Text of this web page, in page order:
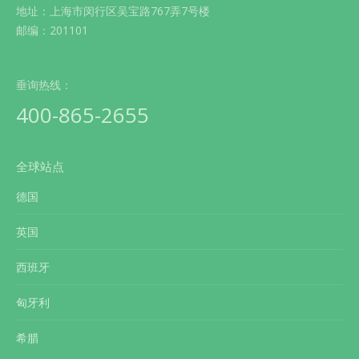
地址：上海市闵行区吴宝路767弄7号楼
邮编：201101
垂询热线：
400-865-2655
全球站点
德国
英国
西班牙
匈牙利
希腊